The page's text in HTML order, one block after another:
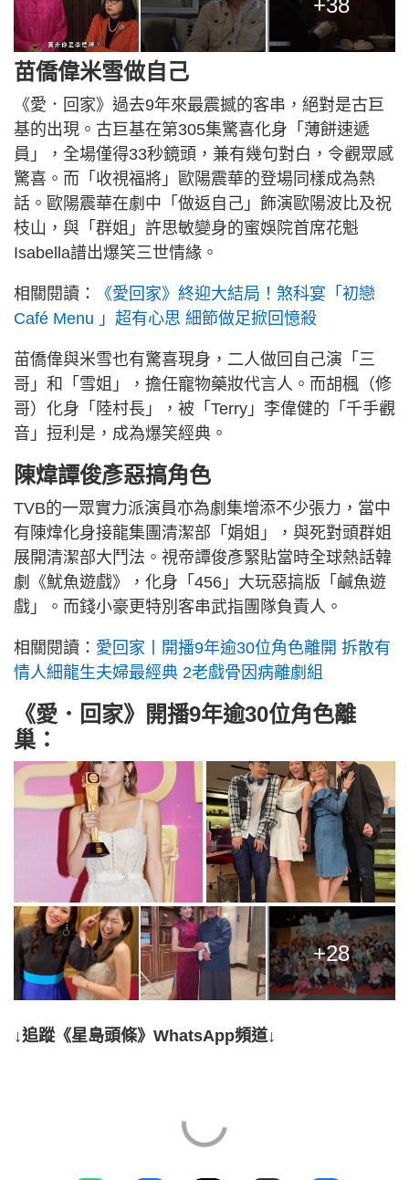
苗僑偉米雪做自己
《愛．回家》過去9年來最震撼的客串，絕對是古巨
基的出現。古巨基在第305集驚喜化身「薄餅速遞
員」，全場僅得33秒鏡頭，兼有幾句對白，令觀眾感
驚喜。而「收視福將」歐陽震華的登場同樣成為熱
話。歐陽震華在劇中「做返自己」飾演歐陽波比及祝
枝山，與「群姐」許思敏變身的蜜娛院首席花魁
Isabella譜出爆笑三世情緣。
相關閱讀：
《愛回家》終迎大結局！煞科宴「初戀
Café Menu 」超有心思 細節做足掀回憶殺
苗僑偉與米雪也有驚喜現身，二人做回自己演「三
哥」和「雪姐」，擔任寵物藥妝代言人。而胡楓（修
哥）化身「陸村長」，被「Terry」李偉健的「千手觀
音」𢭃利是，成為爆笑經典。
陳煒譚俊彥惡搞角色
TVB的一眾實力派演員亦為劇集增添不少張力，當中
有陳煒化身接龍集團清潔部「娟姐」，與死對頭群姐
展開清潔部大鬥法。視帝譚俊彥緊貼當時全球熱話韓
劇《魷魚遊戲》，化身「456」大玩惡搞版「鹹魚遊
戲」。而錢小豪更特別客串武指團隊負責人。
相關閱讀： 愛回家丨開播9年逾30位角色離開 拆散有
情人細龍生夫婦最經典 2老戲骨因病離劇組
《愛．回家》開播9年逾30位角色離
巢：
+28
↓追蹤《星島頭條》WhatsApp頻道↓